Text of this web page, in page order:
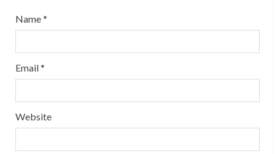
g
Name*
Email*
Website